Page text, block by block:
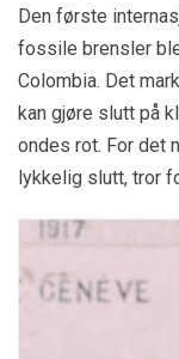
Den første
fossile brensler
Colombia. Det
kan gjøre slutt på
ondes rot. For det
lykkelig slutt, tror